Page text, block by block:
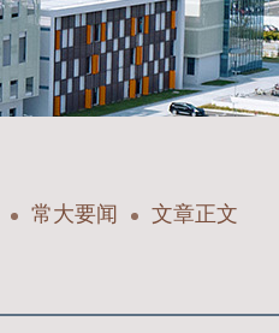
常大要闻 文章正文